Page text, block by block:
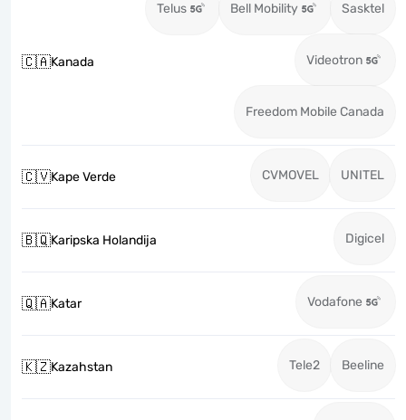
🇨🇦Kanada
Telus Bell Mobility Sasktel
Videotron
Freedom Mobile Canada
🇨🇻Kape Verde CVMOVEL UNITEL
🇧🇶Karipska Holandija Digicel
🇶🇦Katar Vodafone
🇰🇿Kazahstan Tele2 Beeline